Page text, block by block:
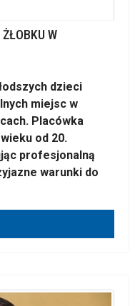
W
dzieci
miejsc w
Placówka
od 20.
profesjonalną
warunki do